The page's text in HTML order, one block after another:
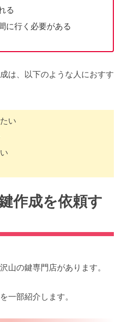
る
に行く必要がある
は、以下のような人におすす
い
作成を依頼す
山の鍵専門店があります。
一部紹介します。